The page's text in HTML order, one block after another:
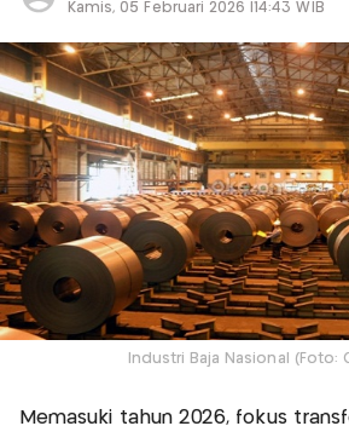
Kamis, 05 Februari 2026 |14:43 WIB
Industri Baja Nasional (Foto:
Memasuki tahun 2026, fokus